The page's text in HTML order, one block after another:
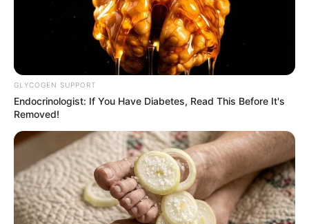
GLYCOGEN SUPPORT
Endocrinologist: If You Have Diabetes, Read This Before It's
Removed!